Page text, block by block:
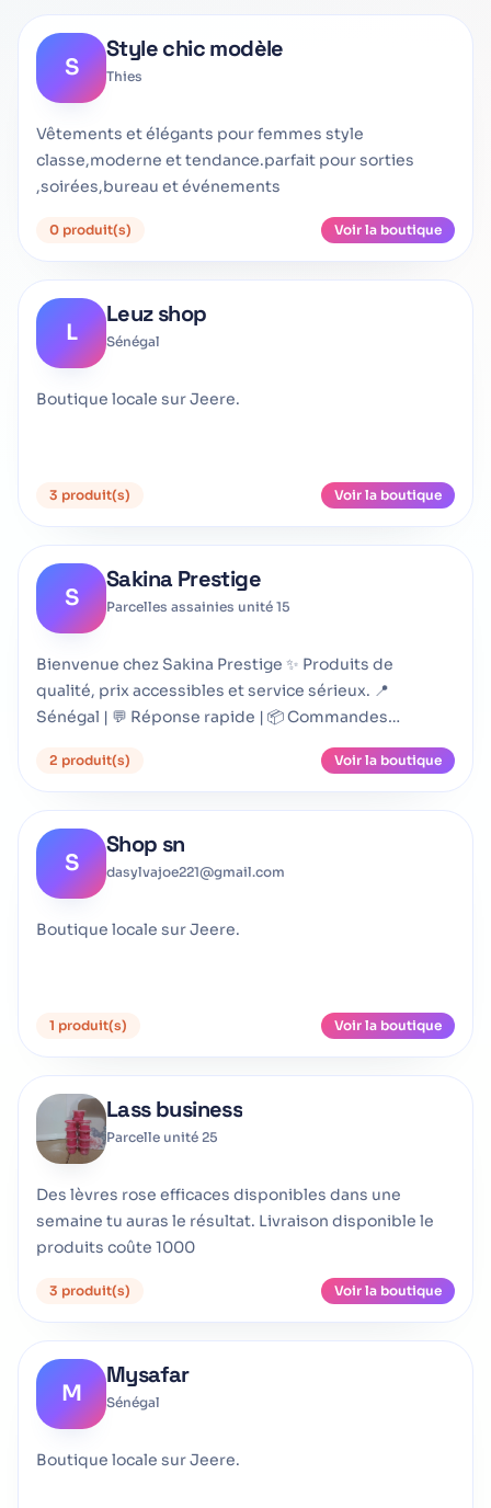
S
Style chic modèle
Thies
Vêtements et élégants pour femmes style
classe,moderne et tendance.parfait pour sorties
,soirées,bureau et événements
0 produit(s) Voir la boutique
L
Leuz shop
Sénégal
Boutique locale sur Jeere.
3 produit(s) Voir la boutique
S
Sakina Prestige
Parcelles assainies unité 15
Bienvenue chez Sakina Prestige ✨ Produits de
qualité, prix accessibles et service sérieux. 📍
Sénégal | 💬 Réponse rapide | 📦 Commandes
2 produit(s) Voir la boutique
S
Shop sn
dasylvajoe221@gmail.com
Boutique locale sur Jeere.
1 produit(s) Voir la boutique
Lass business
Parcelle unité 25
Des lèvres rose efficaces disponibles dans une
semaine tu auras le résultat. Livraison disponible le
produits coûte 1000
3 produit(s) Voir la boutique
M
Mysafar
Sénégal
Boutique locale sur Jeere.